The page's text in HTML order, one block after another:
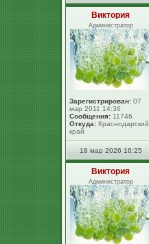
Виктория
Администратор
Зарегистрирован: 07
мар 2011 14:36
Сообщения: 11746
Откуда: Краснодарский
край
18 мар 2026 16:25
Виктория
Администратор